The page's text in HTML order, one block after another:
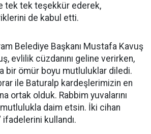
tek tek teşekkür ederek,
de kabul etti.
Belediye Başkanı Mustafa Kavuş
evlilik cüzdanını geline verirken,
bir ömür boyu mutluluklar diledi.
ile Baturalp kardeşlerimizin en
ortak olduk. Rabbim yuvalarını
daim etsin. İki cihan
kullandı.